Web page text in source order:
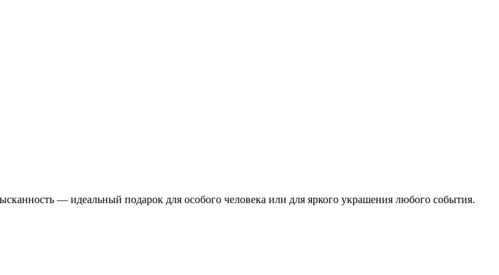
— идеальный подарок для особого человека или для яркого украшения любого события.